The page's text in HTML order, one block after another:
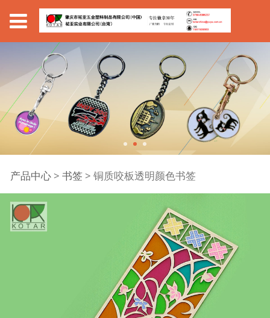
铜质咬板透明颜色书签
产品中心> 书签 > 铜质咬板透明颜色书签